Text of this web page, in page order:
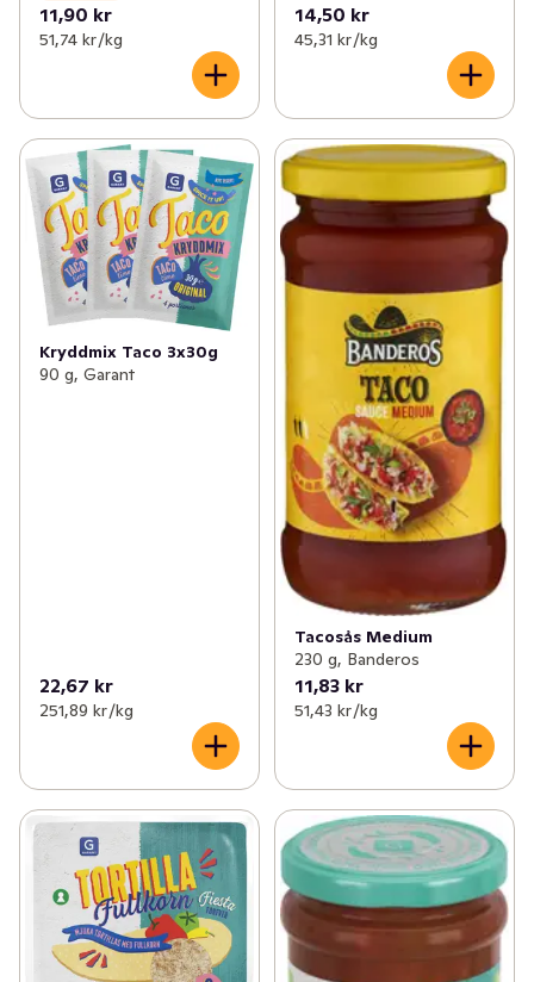
11,90 kr
51,74 kr /kg
14,50 kr
45,31 kr /kg
Kryddmix Taco 3x30g
90 g, Garant
22,67 kr
251,89 kr /kg
Tacosås Medium
230 g, Banderos
11,83 kr
51,43 kr /kg